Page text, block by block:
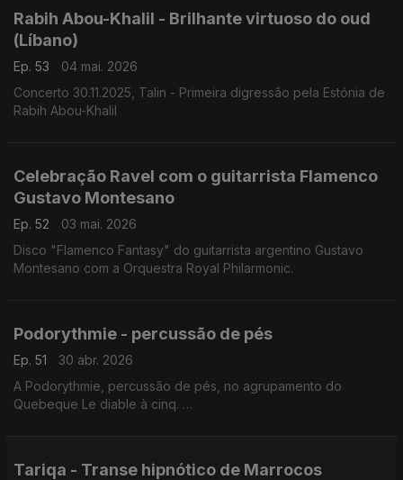
Rabih Abou-Khalil - Brilhante virtuoso do oud
(Líbano)
Ep. 53
04 mai. 2026
Concerto 30.11.2025, Talin - Primeira digressão pela Estónia de
Rabih Abou-Khalil
Celebração Ravel com o guitarrista Flamenco
Gustavo Montesano
Ep. 52
03 mai. 2026
Disco "Flamenco Fantasy" do guitarrista argentino Gustavo
Montesano com a Orquestra Royal Philarmonic.
Podorythmie - percussão de pés
Ep. 51
30 abr. 2026
A Podorythmie, percussão de pés, no agrupamento do
Quebeque Le diable à cinq.
Tariqa - Transe hipnótico de Marrocos